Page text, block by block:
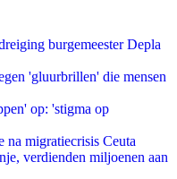
burgemeester Depla
'gluurbrillen' die mensen
op: 'stigma op
na migratiecrisis Ceuta
verdienden miljoenen aan